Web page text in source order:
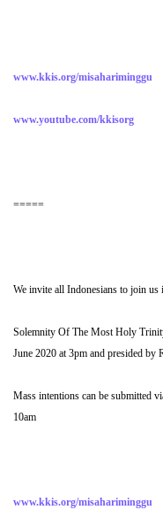
www.kkis.org/misahariminggu
www.youtube.com/kkisorg
=====
We invite all Indonesians to join
Solemnity Of The Most Holy
June 2020 at 3pm and presided by
Mass intentions can be submitted
10am
www.kkis.org/misahariminggu